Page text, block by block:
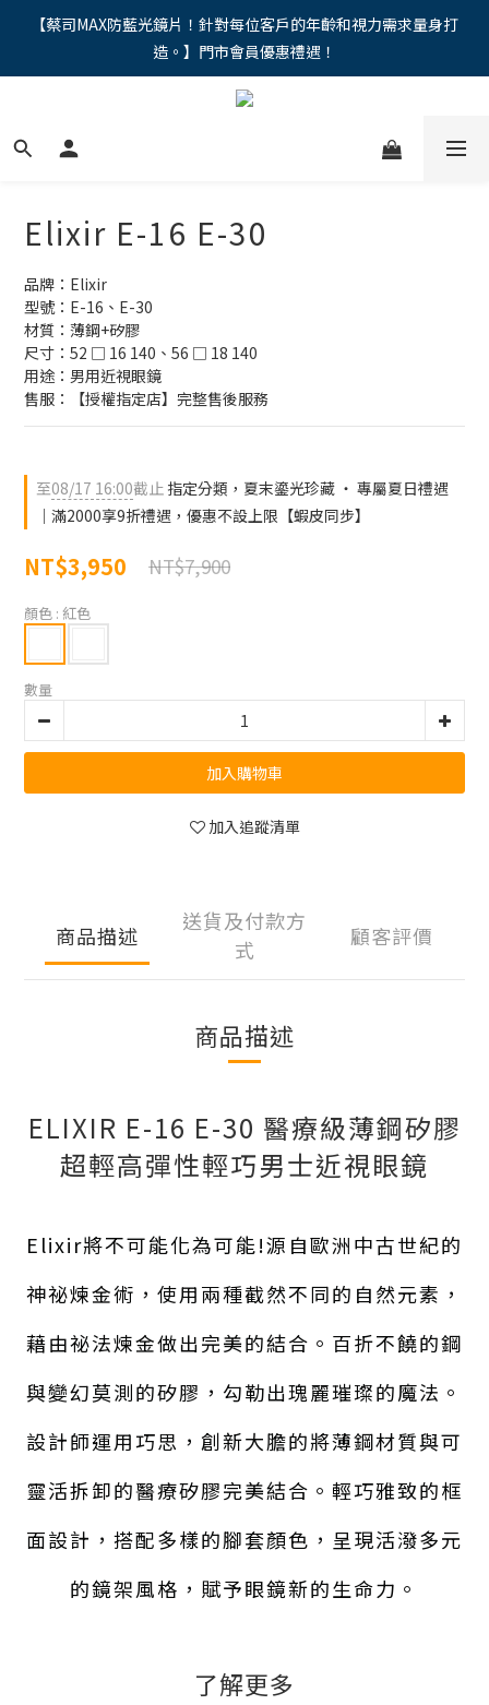
"馬年新章續寫，視界品味進階，限時禮遇 9 折無上限，12期分期
免手續費。。
【蔡司MAX防藍光鏡片！針對每位客戶的年齡和視力需求量身打
造。】門市會員優惠禮遇！
"馬年新章續寫，視界品味進階，限時禮遇 9 折無上限，12期分期
Elixir E-16 E-30
品牌：Elixir
型號：E-16、E-30
材質：薄鋼+矽膠
尺寸：52 □ 16 140、56 □ 18 140
用途：男用近視眼鏡
售服：【授權指定店】完整售後服務
至08/17 16:00截止 指定分類，夏末鎏光珍藏 ‧ 專屬夏日禮遇
｜滿2000享9折禮遇，優惠不設上限【蝦皮同步】
NT$3,950 NT$7,900
顏色 : 紅色
數量
加入購物車
加入追蹤清單
商品描述
送貨及付款方
式
顧客評價
商品描述
ELIXIR E-16 E-30 醫療級薄鋼矽膠
超輕高彈性輕巧男士近視眼鏡
Elixir將不可能化為可能!源自歐洲中古世紀的
神祕煉金術，使用兩種截然不同的自然元素，
藉由祕法煉金做出完美的結合。百折不饒的鋼
與變幻莫測的矽膠，勾勒出瑰麗璀璨的魔法。
設計師運用巧思，創新大膽的將薄鋼材質與可
靈活拆卸的醫療矽膠完美結合。輕巧雅致的框
面設計，搭配多樣的腳套顏色，呈現活潑多元
的鏡架風格，賦予眼鏡新的生命力。
了解更多